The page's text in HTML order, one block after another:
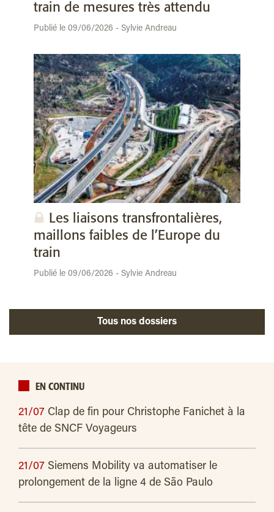
train de mesures très attendu
Publié le 09/06/2026 - Sylvie Andreau
Les liaisons transfrontalières,
maillons faibles de l’Europe du
train
Publié le 09/06/2026 - Sylvie Andreau
Tous nos dossiers
EN CONTINU
21/07 Clap de fin pour Christophe Fanichet à la
tête de SNCF Voyageurs
21/07 Siemens Mobility va automatiser le
prolongement de la ligne 4 de São Paulo